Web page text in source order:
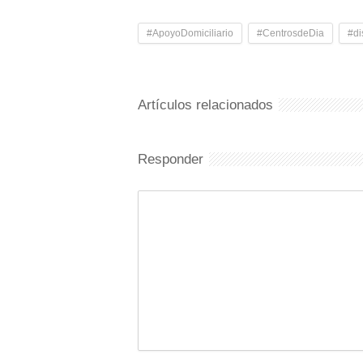
#ApoyoDomiciliario #CentrosdeDia
Artículos relacionados
Responder